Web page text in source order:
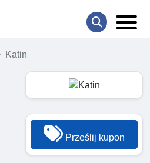
Katin
Prześlij kupon